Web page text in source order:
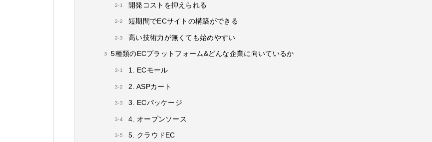
開発コストを抑えられる
短期間でECサイトの構築ができる
高い技術力が無くても始めやすい
5種類のECプラットフォーム&どんな企業に向いているか
1. ECモール
2. ASPカート
3. ECパッケージ
4. オープンソース
5. クラウドEC